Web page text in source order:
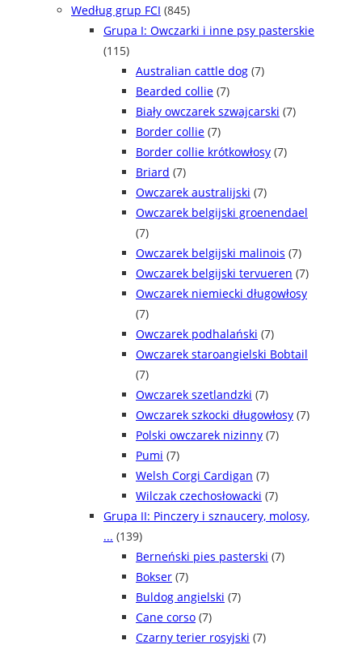
Według grup FCI (845)
Grupa I: Owczarki i inne psy pasterskie
(115)
Australian cattle dog (7)
Bearded collie (7)
Biały owczarek szwajcarski (7)
Border collie (7)
Border collie krótkowłosy (7)
Briard (7)
Owczarek australijski (7)
Owczarek belgijski groenendael
(7)
Owczarek belgijski malinois (7)
Owczarek belgijski tervueren (7)
Owczarek niemiecki długowłosy
(7)
Owczarek podhalański (7)
Owczarek staroangielski Bobtail
(7)
Owczarek szetlandzki (7)
Owczarek szkocki długowłosy (7)
Polski owczarek nizinny (7)
Pumi (7)
Welsh Corgi Cardigan (7)
Wilczak czechosłowacki (7)
Grupa II: Pinczery i sznaucery, molosy,
... (139)
Berneński pies pasterski (7)
Bokser (7)
Buldog angielski (7)
Cane corso (7)
Czarny terier rosyjski (7)